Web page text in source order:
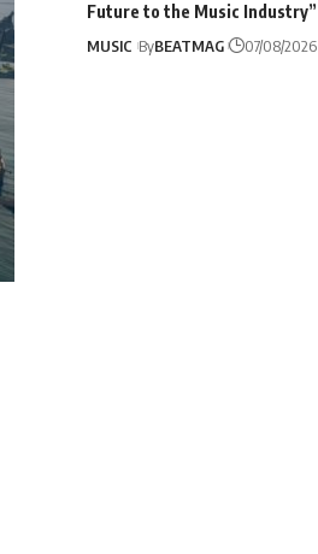
Future to the Music Industry”
MUSIC ByBEATMAG 07/08/2026